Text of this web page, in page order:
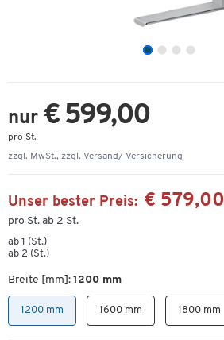
nur € 599,00
pro St.
zzgl. MwSt., zzgl. Versand/ Versicherung
Unser bester Preis: € 579,00
pro St. ab 2 St.
ab 1 (St.)
ab 2 (St.)
Breite [mm]: 1200 mm
1200 mm 1600 mm 1800 mm